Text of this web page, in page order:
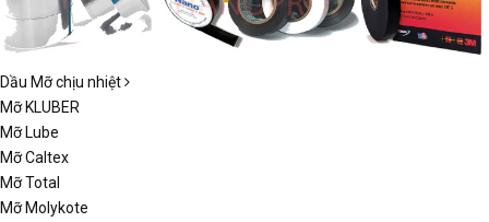
Dầu Mỡ chịu nhiệt
Mỡ KLUBER
Mỡ Lube
Mỡ Caltex
Mỡ Total
Mỡ Molykote